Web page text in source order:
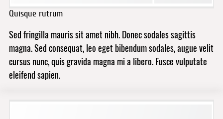
Quisque rutrum
Sed fringilla mauris sit amet nibh. Donec sodales sagittis
magna. Sed consequat, leo eget bibendum sodales, augue velit
cursus nunc, quis gravida magna mi a libero. Fusce vulputate
eleifend sapien.